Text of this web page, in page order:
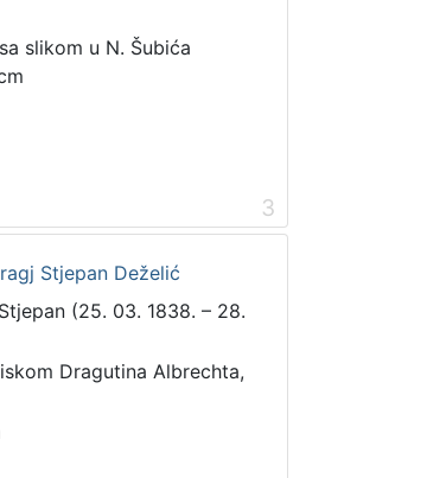
slikom u N. Šubića
3
Stjepan Deželić
(25. 03. 1838. – 28.
Dragutina Albrechta,